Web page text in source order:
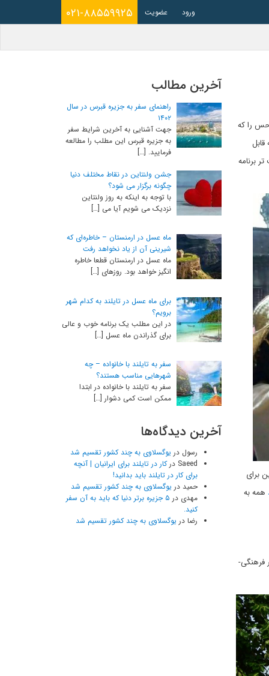
۰۲۱-۸۸۵۵۹۹۲۵ ورود عضویت
حس را که
برنامه
برای
همه به
فرهنگی-
آخرین مطالب
راهنمای سفر به جزیره قبرس در سال
۱۴۰۲
جهت آشنایی به آخرین شرایط سفر
به جزیره قبرس این مطلب را مطالعه
فرمایید. […]
جشن ولنتاین در نقاط مختلف دنیا
چگونه برگزار می شود؟
با توجه به اینکه به روز ولنتاین
نزدیک می شویم آیا می […]
ماه عسل در ارمنستان – خاطره‌ای که
شیرینی آن از یاد نخواهد رفت
ماه عسل در ارمنستان قطعا خاطره
انگیز خواهد بود. روزهای […]
برای ماه عسل در تایلند به کدام شهر
برویم؟
در این مطلب یک برنامه خوب و عالی
برای گذراندن ماه عسل […]
سفر به تایلند با خانواده – چه
شهرهایی مناسب هستند؟
سفر به تایلند با خانواده در ابتدا
ممکن است کمی دشوار […]
آخرین دیدگاه‌ها
رسول در یوگسلاوی به چند کشور تقسیم شد
Saeed درکار در تایلند برای ایرانیان | آنچه
برای کار در تایلند باید بدانید!
حمید در یوگسلاوی به چند کشور تقسیم شد
مهدی در
۵ جزیره برتر دنیا که باید به آن سفر
کنید.
رضا در یوگسلاوی به چند کشور تقسیم شد